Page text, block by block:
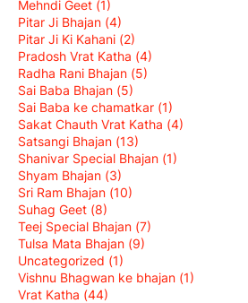
Mehndi Geet (1)
Pitar Ji Bhajan (4)
Pitar Ji Ki Kahani (2)
Pradosh Vrat Katha (4)
Radha Rani Bhajan (5)
Sai Baba Bhajan (5)
Sai Baba ke chamatkar (1)
Sakat Chauth Vrat Katha (4)
Satsangi Bhajan (13)
Shanivar Special Bhajan (1)
Shyam Bhajan (3)
Sri Ram Bhajan (10)
Suhag Geet (8)
Teej Special Bhajan (7)
Tulsa Mata Bhajan (9)
Uncategorized (1)
Vishnu Bhagwan ke bhajan (1)
Vrat Katha (44)